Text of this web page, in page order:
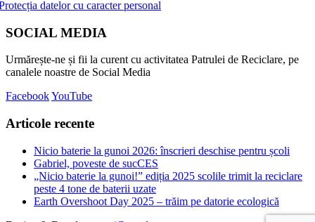
datelor cu caracter personal
SOCIAL MEDIA
Urmărește-ne și fii la curent cu activitatea Patrulei de Reciclare, pe
canalele noastre de Social Media
FacebookYouTube
Articole recente
Nicio baterie la gunoi 2026: înscrieri deschise pentru școli
Gabriel, poveste de sucCES
„Nicio baterie la gunoi!” ediția 2025 scolile trimit la reciclare
peste 4 tone de baterii uzate
Earth Overshoot Day 2025 – trăim pe datorie ecologică